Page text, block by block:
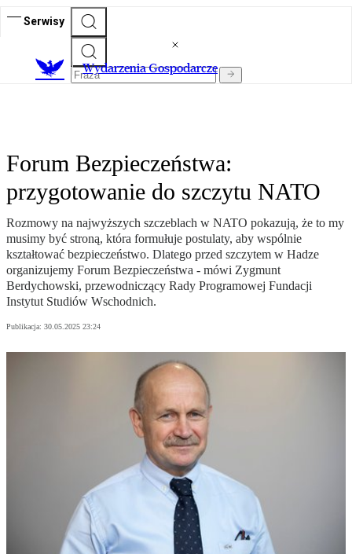
Serwisy
Wydarzenia Gospodarcze
Forum Bezpieczeństwa:
przygotowanie do szczytu NATO
Rozmowy na najwyższych szczeblach w NATO pokazują, że to my
musimy być stroną, która formułuje postulaty, aby wspólnie
kształtować bezpieczeństwo. Dlatego przed szczytem w Hadze
organizujemy Forum Bezpieczeństwa - mówi Zygmunt
Berdychowski, przewodniczący Rady Programowej Fundacji
Instytut Studiów Wschodnich.
Publikacja: 30.05.2025 23:24